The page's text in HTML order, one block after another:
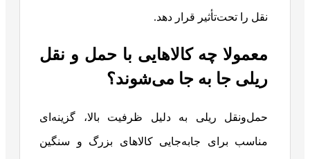
نقل را تحت‌تأثیر قرار دهد.
معمولا چه کالاهایی با حمل و نقل
ریلی جا به جا می‌شوند؟
حمل‌ونقل ریلی به دلیل ظرفیت بالا، گزینه‌ای
مناسب برای جابه‌جایی کالاهای بزرگ و سنگین